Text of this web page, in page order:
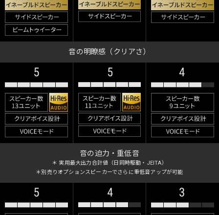
音の明瞭感（クリアさ）
音の迫力・重低音
＊ 実用最大出力合計値（日同時駆動・JEITA）
＊別売りオプションスピーカーでさらに重低音アップが可能